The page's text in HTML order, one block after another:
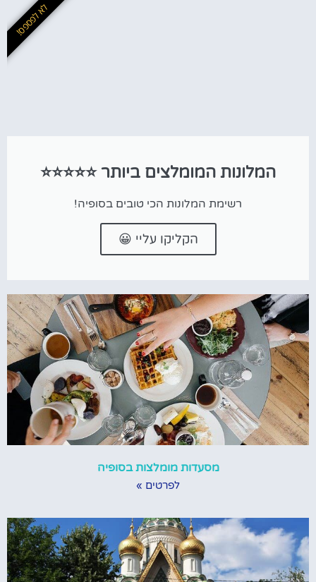
המלונות המומלצים ביותר ⭐⭐⭐⭐⭐
רשימת המלונות הכי טובים בסופיה!
הקליקו עליי 😀
לא לפספס!
מסעדות מומלצות בסופיה
לפרטים »